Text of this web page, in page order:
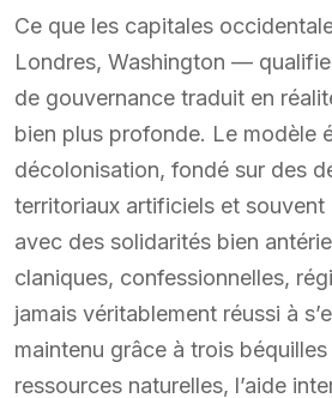
Ce que les capitales
Londres, Washington —
de gouvernance traduit en
bien plus profonde. Le modèle
décolonisation, fondé sur des
territoriaux artificiels et souvent
avec des solidarités bien
claniques, confessionnelles,
jamais véritablement réussi à
maintenu grâce à trois
ressources naturelles, l’aide